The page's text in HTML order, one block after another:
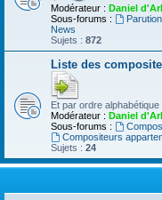
Modérateur : Daniel
Sous-forums :
News
Sujets : 872
Liste des
Et par ordre alphabétique
Modérateur : Daniel
Sous-forums :
Compositeurs
Sujets : 24